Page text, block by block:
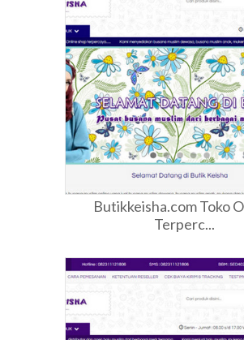
Butikkeisha.com Toko
Terperc...